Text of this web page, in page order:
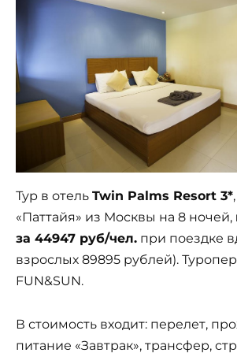
Тур в отель Twin Palms Resort 3*
«Паттайя» из Москвы на 8 ночей,
за 44947 руб/чел. при поездке
взрослых 89895 рублей).
FUN&SUN.
В стоимость входит: перелет,
питание «Завтрак», трансфер,